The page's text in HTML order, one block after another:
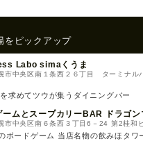
をピックアップ
Labo simaくうま
市中央区南１条西２６丁目 ターミナル
求めてツウが集うダイニングバー
ームとスープカリーBAR ドラゴン
市中央区南６条西３丁目6－24 第2桂和
ボードゲーム 当店名物の飲みほタワ